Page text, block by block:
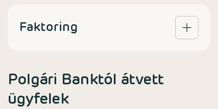
Faktoring
Polgári Banktól átvett
ügyfelek